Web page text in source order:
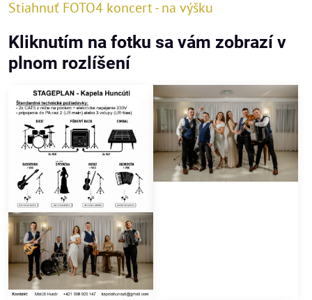
Stiahnuť FOTO4 koncert - na výšku
Kliknutím na fotku sa vám zobrazí v
plnom rozlíšení